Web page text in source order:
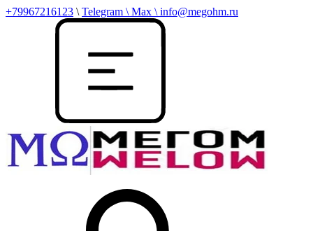
+79967216123 \ Telegram \ Max \ info@megohm.ru